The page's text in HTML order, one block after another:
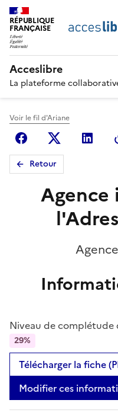
RÉPUBLIQUE
FRANÇAISE
Acceslibre
La plateforme
Voir le fil d'Ariane
FacebookX
Retour
Agence
Niveau de complétude
29%
Télécharger la fiche
Modifier ces